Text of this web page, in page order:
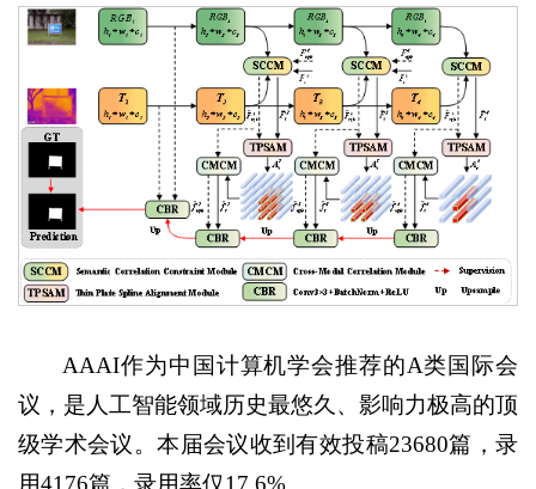
AAAI作为中国计算机学会推荐的A类国际会
议，是人工智能领域历史最悠久、影响力极高的顶
级学术会议。本届会议收到有效投稿23680篇，录
用4176篇，录用率仅17.6%。